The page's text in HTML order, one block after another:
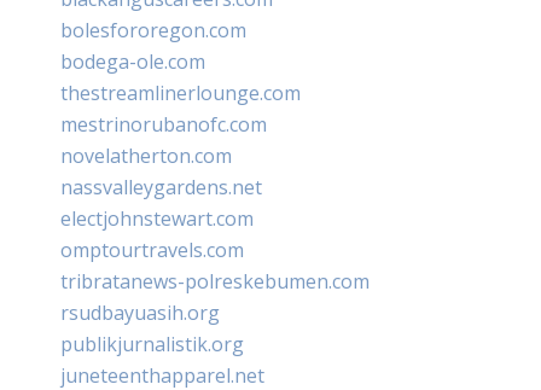
bolesfororegon.com
bodega-ole.com
thestreamlinerlounge.com
mestrinorubanofc.com
novelatherton.com
nassvalleygardens.net
electjohnstewart.com
omptourtravels.com
tribratanews-polreskebumen.com
rsudbayuasih.org
publikjurnalistik.org
juneteenthapparel.net